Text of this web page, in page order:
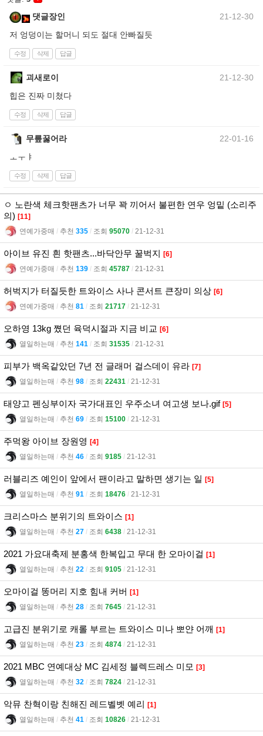
댓글장인
21-12-30
저 엉덩이는 할머니 되도 절대 안빠질듯
수정 삭제 답글
괴새로이
21-12-30
힙은 진짜 미쳤다
수정 삭제 답글
무릎꿇어라
22-01-16
ㅗㅜㅑ
수정 삭제 답글
ㅇ 노란색 체크핫팬츠가 너무 꽉 끼어서 불편한 연우 엉밑 (소리주
의) [11]
연예가중매 l 추천 335 l 조회 95070 l 21-12-31
아이브 유진 흰 핫팬츠...바닥안무 꿀벅지 [6]
연예가중매 l 추천 139 l 조회 45787 l 21-12-31
허벅지가 터질듯한 트와이스 사나 콘서트 큰장미 의상 [6]
연예가중매 l 추천 81 l 조회 21717 l 21-12-31
오하영 13kg 쪘던 육덕시절과 지금 비교 [6]
열일하는매 l 추천 141 l 조회 31535 l 21-12-31
피부가 백옥같았던 7년 전 글래머 걸스데이 유라 [7]
열일하는매 l 추천 98 l 조회 22431 l 21-12-31
태양고 펜싱부이자 국가대표인 우주소녀 여고생 보나.gif [5]
열일하는매 l 추천 69 l 조회 15100 l 21-12-31
주먹왕 아이브 장원영 [4]
열일하는매 l 추천 46 l 조회 9185 l 21-12-31
러블리즈 예인이 앞에서 팬이라고 말하면 생기는 일 [5]
열일하는매 l 추천 91 l 조회 18476 l 21-12-31
크리스마스 분위기의 트와이스 [1]
열일하는매 l 추천 27 l 조회 6438 l 21-12-31
2021 가요대축제 분홍색 한복입고 무대 한 오마이걸 [1]
열일하는매 l 추천 22 l 조회 9105 l 21-12-31
오마이걸 똥머리 지호 힘내 커버 [1]
열일하는매 l 추천 28 l 조회 7645 l 21-12-31
고급진 분위기로 캐롤 부르는 트와이스 미나 뽀얀 어깨 [1]
열일하는매 l 추천 23 l 조회 4874 l 21-12-31
2021 MBC 연예대상 MC 김세정 블렉드레스 미모 [3]
열일하는매 l 추천 32 l 조회 7824 l 21-12-31
악뮤 찬혁이랑 친해진 레드벨벳 예리 [1]
열일하는매 l 추천 41 l 조회 10826 l 21-12-31